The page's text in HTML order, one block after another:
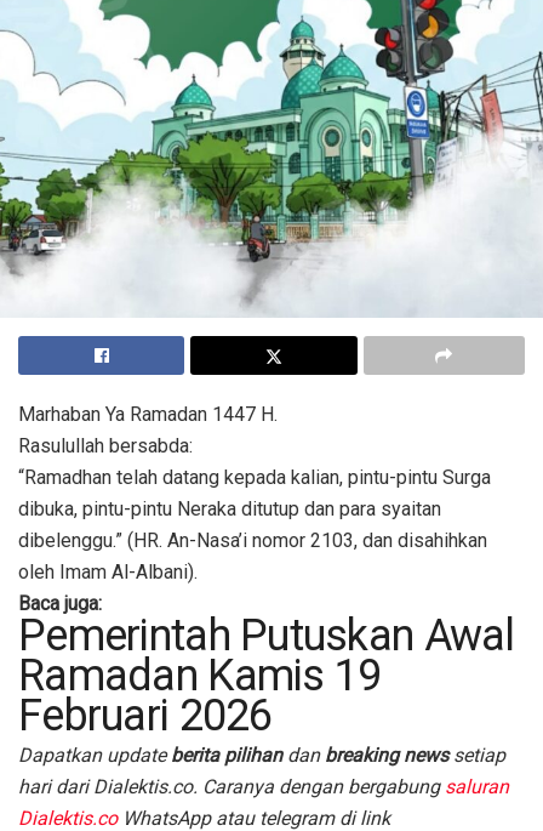
Marhaban Ya Ramadan 1447 H.
Rasulullah bersabda:
“Ramadhan telah datang kepada kalian, pintu-pintu Surga
dibuka, pintu-pintu Neraka ditutup dan para syaitan
dibelenggu.” (HR. An-Nasa’i nomor 2103, dan disahihkan
oleh Imam Al-Albani).
Baca juga:
Pemerintah Putuskan Awal
Ramadan Kamis 19
Februari 2026
Dapatkan updateberita pilihan dan breaking newssetiap
hari dari Dialektis.co. Caranya dengan bergabung saluran
Dialektis.co WhatsApp atau telegram di link